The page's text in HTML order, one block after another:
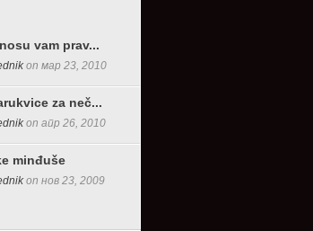
vam prav...
on мар 23, 2010
za neč...
on апр 26, 2010
minđuše
on нов 23, 2009